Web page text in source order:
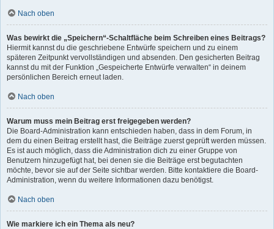
Nach oben
Was bewirkt die „Speichern“-Schaltfläche beim Schreiben eines Beitrags?
Hiermit kannst du die geschriebene Entwürfe speichern und zu einem
späteren Zeitpunkt vervollständigen und absenden. Den gesicherten Beitrag
kannst du mit der Funktion „Gespeicherte Entwürfe verwalten“ in deinem
persönlichen Bereich erneut laden.
Nach oben
Warum muss mein Beitrag erst freigegeben werden?
Die Board-Administration kann entschieden haben, dass in dem Forum, in
dem du einen Beitrag erstellt hast, die Beiträge zuerst geprüft werden müssen.
Es ist auch möglich, dass die Administration dich zu einer Gruppe von
Benutzern hinzugefügt hat, bei denen sie die Beiträge erst begutachten
möchte, bevor sie auf der Seite sichtbar werden. Bitte kontaktiere die Board-
Administration, wenn du weitere Informationen dazu benötigst.
Nach oben
Wie markiere ich ein Thema als neu?